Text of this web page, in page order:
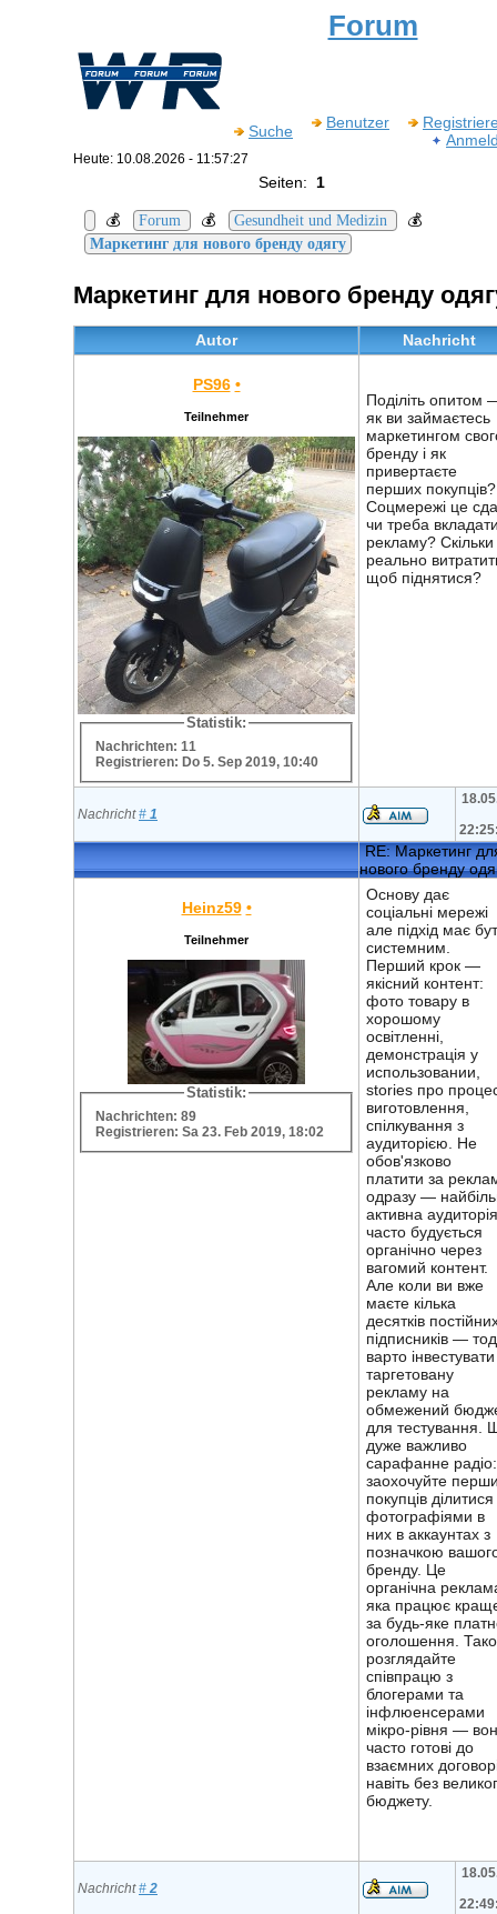
Forum
Suche Benutzer
Heute: 10.08.2026 - 11:57:27
Seiten: 1
💰 Forum 💰 Gesundheit und Medizin 💰
Маркетинг для нового бренду одягу
Маркетинг для нового бренду
Autor Nachricht
PS96 •
Teilnehmer
Statistik:
Nachrichten: 11
Registrieren: Do 5. Sep 2019, 10:40
Поділіть опитом
як ви займаєтесь
маркетингом
бренду і як
привертаєте
перших покупців?
Соцмережі це
чи треба
рекламу? Скільки
реально
щоб піднятися?
Nachricht# 1
RE: Маркетинг
нового бренду
Heinz59 •
Teilnehmer
Statistik:
Nachrichten: 89
Registrieren: Sa 23. Feb 2019, 18:02
Основу дає
соціальні мережі
але підхід має
системним.
Перший крок —
якісний контент:
фото товару в
хорошому
освітленні,
демонстрація у
использовании,
stories про
виготовлення,
спілкування з
аудиторією. Не
обов'язково
платити за
одразу —
активна аудиторія
часто будується
органічно через
вагомий контент.
Але коли ви вже
маєте кілька
десятків
підписників —
варто
таргетовану
рекламу на
обмежений
для тестування.
дуже важливо
сарафанне радіо:
заохочуйте
покупців ділитися
фотографіями в
них в аккаунтах з
позначкою
бренду. Це
органічна
яка працює
за будь-яке
оголошення.
розглядайте
співпрацю з
блогерами та
інфлюенсерами
мікро-рівня —
часто готові до
взаємних
навіть без
бюджету.
Nachricht# 2